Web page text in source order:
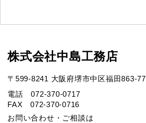
株式会社中島工務店
〒599-8241 大阪府堺市中区福田863-77
電話 072-370-0717
FAX 072-370-0716
お問い合わせ・ご相談は